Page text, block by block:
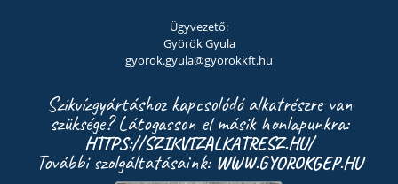
Ügyvezető:
Györök Gyula
gyorok.gyula@gyorokkft.hu
Szikvízgyártáshoz kapcsolódó alkatrészre van
szüksége? Látogasson el másik honlapunkra:
HTTPS://SZIKVIZALKATRESZ.HU/
További szolgáltatásaink: WWW.GYOROKGEP.HU